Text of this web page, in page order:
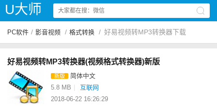
U大师
PC软件 / 影音视频 / 格式转换 / 好易视频转MP3转换器下载
好易视频转MP3转换器(视频格式转换器)新版
新版
简体中文
5.8 MB
互联网
2018-06-22 16:26:29